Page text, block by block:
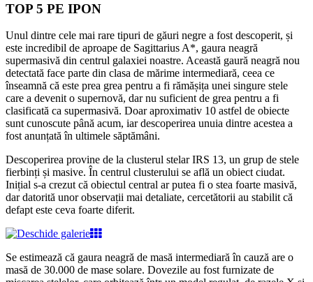
TOP 5 PE IPON
Unul dintre cele mai rare tipuri de găuri negre a fost descoperit, și
este incredibil de aproape de Sagittarius A*, gaura neagră
supermasivă din centrul galaxiei noastre. Această gaură neagră nou
detectată face parte din clasa de mărime intermediară, ceea ce
înseamnă că este prea grea pentru a fi rămășița unei singure stele
care a devenit o supernovă, dar nu suficient de grea pentru a fi
clasificată ca supermasivă. Doar aproximativ 10 astfel de obiecte
sunt cunoscute până acum, iar descoperirea unuia dintre acestea a
fost anunțată în ultimele săptămâni.
Descoperirea provine de la clusterul stelar IRS 13, un grup de stele
fierbinți și masive. În centrul clusterului se află un obiect ciudat.
Inițial s-a crezut că obiectul central ar putea fi o stea foarte masivă,
dar datorită unor observații mai detaliate, cercetătorii au stabilit că
defapt este ceva foarte diferit.
Se estimează că gaura neagră de masă intermediară în cauză are o
masă de 30.000 de mase solare. Dovezile au fost furnizate de